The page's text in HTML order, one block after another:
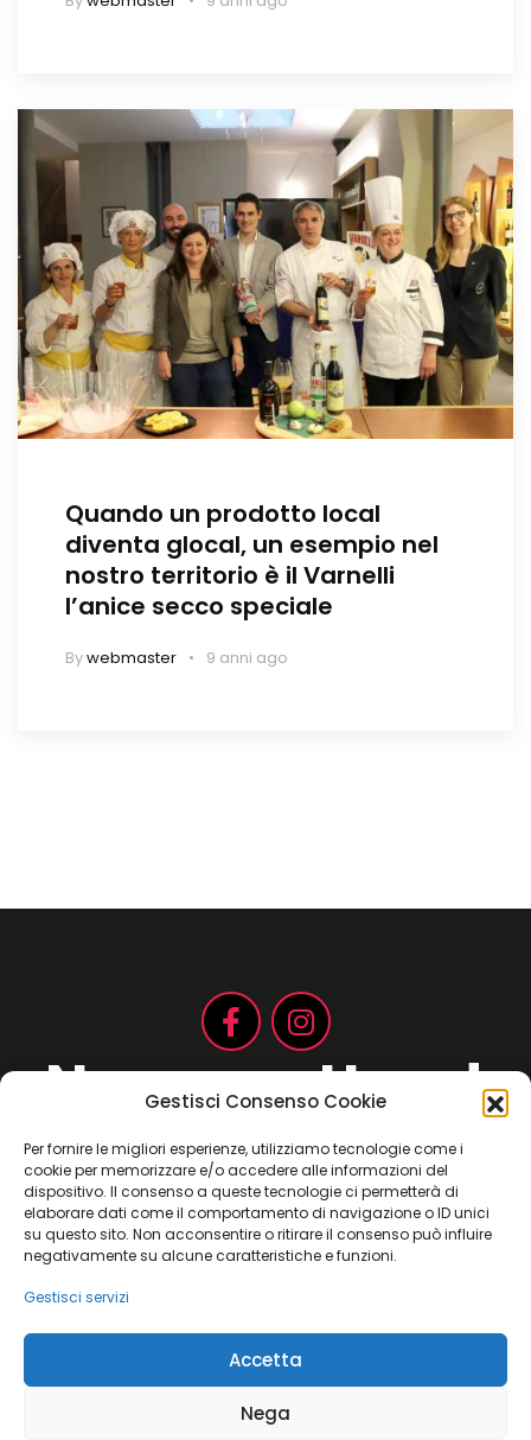
Gestisci Consenso Cookie
Per fornire le migliori esperienze, utilizziamo tecnologie come i
cookie per memorizzare e/o accedere alle informazioni del
dispositivo. Il consenso a queste tecnologie ci permetterà di
elaborare dati come il comportamento di navigazione o ID unici
su questo sito. Non acconsentire o ritirare il consenso può influire
negativamente su alcune caratteristiche e funzioni.
Gestisci servizi
Accetta
Nega
Quando un prodotto local
diventa glocal, un esempio nel
nostro territorio è il Varnelli
l’anice secco speciale
Bywebmaster 9 anni ago
Non aspettare!
Contattaci ora
Jay Consulting– c.da Migliarino, 33 – 62012
Civitanova Marche (MC) – Partita IVA: 01752470433